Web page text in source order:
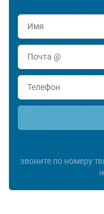
звоните по номеру